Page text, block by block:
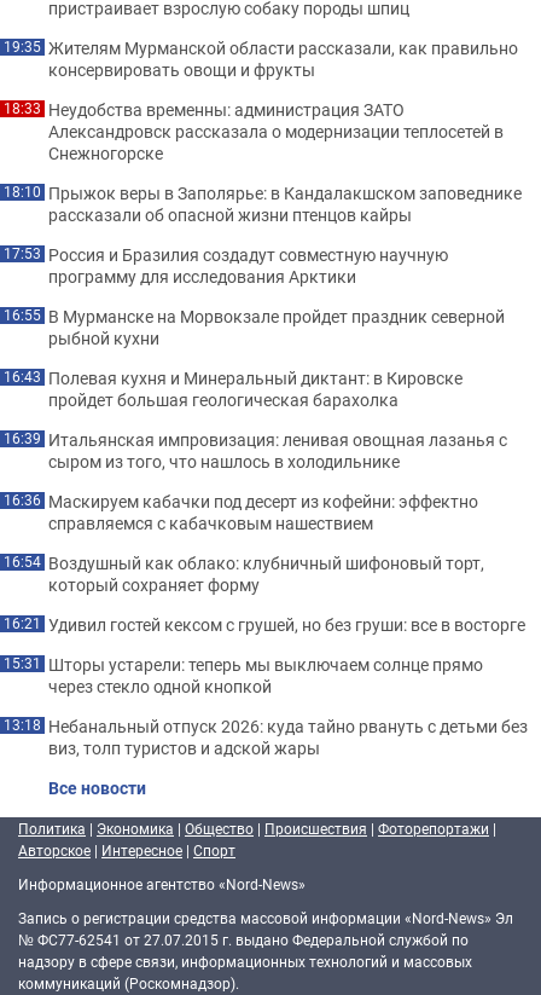
пристраивает взрослую собаку породы шпиц
19:35 Жителям Мурманской области рассказали, как правильно
консервировать овощи и фрукты
18:33 Неудобства временны: администрация ЗАТО
Александровск рассказала о модернизации теплосетей в
Снежногорске
18:10 Прыжок веры в Заполярье: в Кандалакшском заповеднике
рассказали об опасной жизни птенцов кайры
17:53 Россия и Бразилия создадут совместную научную
программу для исследования Арктики
16:55 В Мурманске на Морвокзале пройдет праздник северной
рыбной кухни
16:43 Полевая кухня и Минеральный диктант: в Кировске
пройдет большая геологическая барахолка
16:39 Итальянская импровизация: ленивая овощная лазанья с
сыром из того, что нашлось в холодильнике
16:36 Маскируем кабачки под десерт из кофейни: эффектно
справляемся с кабачковым нашествием
16:54 Воздушный как облако: клубничный шифоновый торт,
который сохраняет форму
16:21 Удивил гостей кексом с грушей, но без груши: все в восторге
15:31 Шторы устарели: теперь мы выключаем солнце прямо
через стекло одной кнопкой
13:18 Небанальный отпуск 2026: куда тайно рвануть с детьми без
виз, толп туристов и адской жары
Все новости
Политика | Экономика | Общество | Происшествия | Фоторепортажи |
Авторское | Интересное | Спорт
Информационное агентство «Nord-News»
Запись о регистрации средства массовой информации «Nord-News» Эл
№ ФС77-62541 от 27.07.2015 г. выдано Федеральной службой по
надзору в сфере связи, информационных технологий и массовых
коммуникаций (Роскомнадзор).